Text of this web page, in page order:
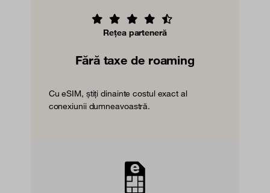
Rețea parteneră
Fără taxe de roaming
Cu eSIM, știți dinainte costul exact al
conexiunii dumneavoastră.